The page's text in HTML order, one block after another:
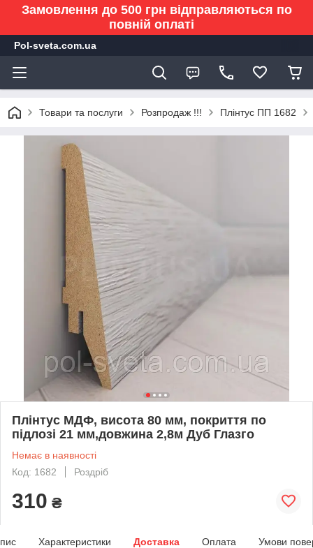
Замовлення до 500 грн відправляються по
повній оплаті
Pol-sveta.com.ua
Товари та послуги Розпродаж !!! Плінтус ПП 1682
Плінтус МДФ, висота 80 мм, покриття по
підлозі 21 мм,довжина 2,8м Дуб Глазго
Немає в наявності
Код: 1682
Роздріб
310 ₴
Характеристики Доставка Оплата Умови